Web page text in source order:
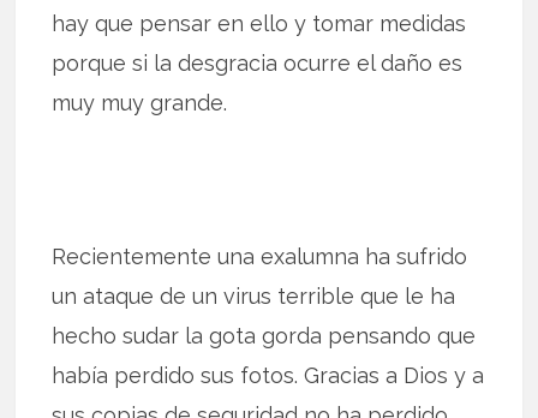
hay que pensar en ello y tomar medidas
porque si la desgracia ocurre el daño es
muy muy grande.
Recientemente una exalumna ha sufrido
un ataque de un virus terrible que le ha
hecho sudar la gota gorda pensando que
había perdido sus fotos. Gracias a Dios y a